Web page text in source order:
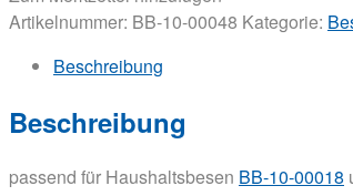
Artikelnummer: BB-10-00048 Kategorie:
Beschreibung
Beschreibung
passend für Haushaltsbesen BB-10-00018